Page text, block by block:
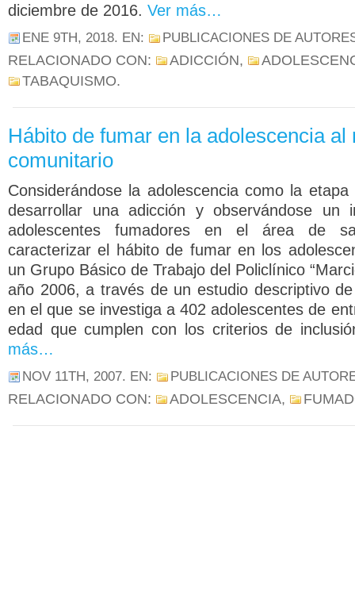
diciembre de 2016. Ver más…
ENE 9TH, 2018. EN: PUBLICACIONES DE
RELACIONADO CON: ADICCIÓN,
TABAQUISMO.
Hábito de fumar en la adolescencia al
comunitario
Considerándose la adolescencia como la
desarrollar una adicción y observándose un
adolescentes fumadores en el área de
caracterizar el hábito de fumar en los
un Grupo Básico de Trabajo del Policlínico
año 2006, a través de un estudio descriptivo
en el que se investiga a 402 adolescentes de
edad que cumplen con los criterios de
más…
NOV 11TH, 2007. EN: PUBLICACIONES DE
RELACIONADO CON: ADOLESCENCIA,